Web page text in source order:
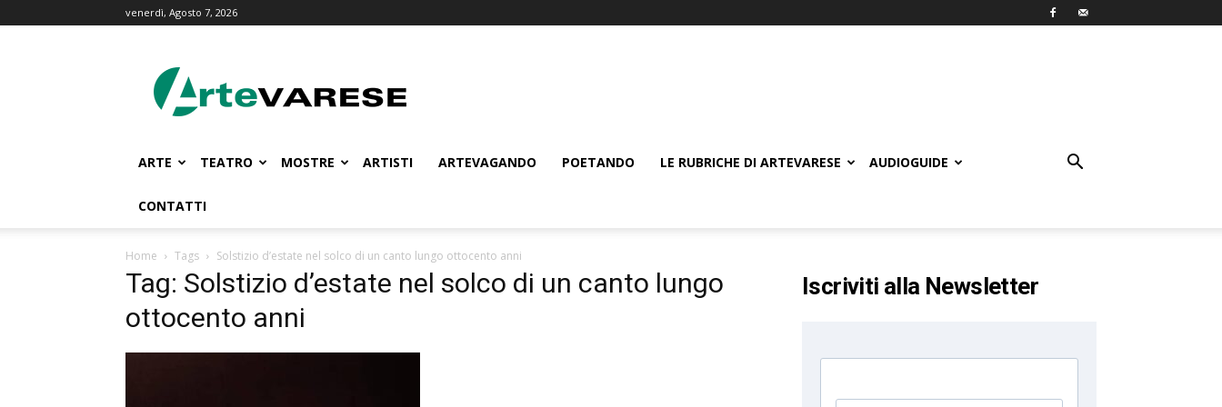
venerdì, Agosto 7, 2026
ARTE TEATRO MOSTRE ARTISTI ARTEVAGANDO POETANDO LE RUBRICHE DI ARTEVARESE AUDIOGUIDE
CONTATTI
Home Tags Solstizio d’estate nel solco di un canto lungo ottocento anni
Tag: Solstizio d’estate nel solco di un canto lungo
ottocento anni
Iscriviti alla Newsletter